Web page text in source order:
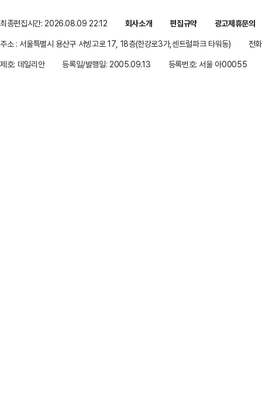
최종편집시간: 2026.08.09 22:12 회사소개 편집규약
광고제휴문의
주소 : 서울특별시 용산구 서빙고로 17, 18층(한강로3가,센트럴파크 타워동)
전
제호: 데일리안
등록일/발행일: 2005.09.13 등록번호: 서울 아00055